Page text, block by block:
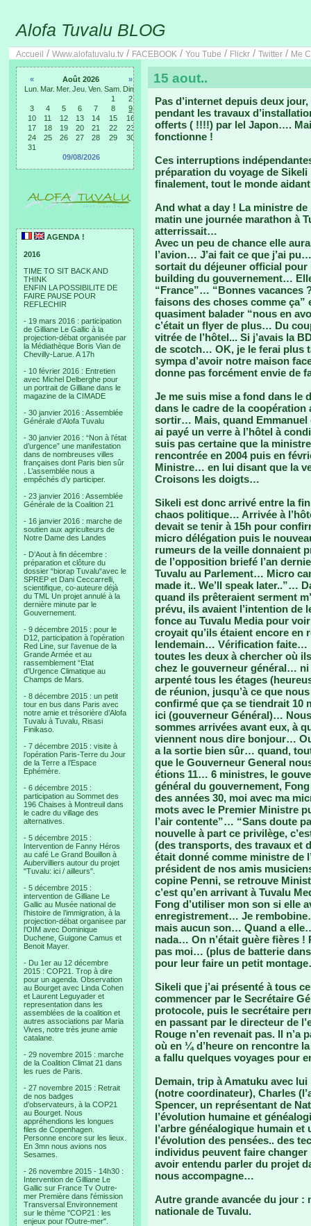
Alofa Tuvalu BLOG
Accueil / Www.alofatuvalu.tv / FACEBOOK / You Tube / Flickr / Twitter / Me
« Août 2026
»
Lun. Mar. Mer. Jeu. Ven. Sam. Dim.
1
2
3
4 5 6 7 8
9
10
11 12 13 14 15
16
17
18 19 20 21 22
23
24
25 26 27 28 29
30
31
09/08/2026
AGENDA !
2016
TIME TO SIT BACK AND
THINK
ENFIN LA POSSIBILITE DE
FAIRE PAUSE POUR
REFLECHIR
- 19 mars 2016 : participation
de Gilliane Le Gallic à la
projection-débat organisée par
la Médiathèque Boris Vian de
Chevilly-Larue. A 17h
- 10 février 2016 : Entretien
avec Michel Delberghe pour
un portrait de Gilliane dans le
magazine de la CIMADE
- 30 janvier 2016 : Assemblée
Générale d’Alofa Tuvalu
- 30 janvier 2016 : “Non à l’état
d’urgence” une manifestation
dans de nombreuses villes
françaises dont Paris bien sûr
. L’assemblée nous a
empêchés d’y participer.
- 23 janvier 2016 : Assemblée
Générale de la Coalition 21
- 16 janvier 2016 : marche de
soutien aux agriculteurs de
Notre Dame des Landes
- D’Aout à fin décembre :
préparation et clôture du
dossier “biorap Tuvalu“avec le
SPREP et Dani Ceccarrelli,
scientifique, co-auteure déjà
du TML Un projet annulé à la
dernière minute par le
Gouvernement.
- 9 décembre 2015 : pour le
D12, participation à l’opération
Red Line, sur l’avenue de la
Grande Armée et au
rassemblement “Etat
d’Urgence Climatique au
Champs de Mars.
- 8 décembre 2015 : un petit
tour en bus dans Paris avec
notre amie et trésorière d’Alofa
Tuvalu à Tuvalu, Risasi
Finikaso.
- 7 décembre 2015 : visite à
l’opération Paris-Terre du Jour
de la Terre a l’Espace
Ephémère.
- 6 décembre 2015 :
participation au Sommet des
196 Chaises à Montreuil dans
le cadre du village des
alternatives.
- 5 décembre 2015 :
Intervention de Fanny Héros
au café Le Grand Bouillon à
Aubervilliers autour du projet
"Tuvalu: ici / ailleurs".
- 5 décembre 2015 :
intervention de Gilliane Le
Gallic au Musée national de
l’histoire de l’immigration, à la
projection-débat organisee par
l’OIM avec Dominique
Duchene, Guigone Camus et
Benoit Mayer.
- Du 1er au 12 décembre
2015 : COP21. Trop à dire
pour un agenda. Observation
au Bourget avec Linda Cohen
et Laurent Leguyader et
representation dans les
assemblées de la coalition et
autres associations par Maria
Vives, notre très jeune amie
catalane.
- 29 novembre 2015 : marche
de la Coalition Climat 21 dans
les rues de Paris.
- 27 novembre 2015 : Retrait
de nos badges
d’observateurs, à la COP21
au Bourget. Nous
appréhendions les longues
files de Copenhagen.
Personne encore sur les lieux.
En 3mn nous avions nos
Sesames.
- 26 novembre 2015 - 14h30 :
Intervention de Gilliane Le
Gallic sur France Tv Outre-
mer Première dans l'émission
Transversal Environnement
sur le thème "COP21 : les
enjeux pour l'Outre-mer".
15 aout..
Pas d’internet depuis deux
pendant les travaux
offerts ( !!!!) par lel Japon….
fonctionne !
Ces interruptions
préparation du voyage de
finalement, tout le monde
And what a day ! La ministre
matin une journée marathon à
atterrissait…
Avec un peu de chance elle
l’avion… J’ai fait ce que j’ai
sortait du déjeuner official
building du gouvernement…
“France”… “Bonnes vacances
faisons des choses comme
quasiment balader “nous en
c’était un flyer de plus… Du
vitrée de l’hôtel... Si j’avais la
de scotch… OK, je le ferai plus
sympa d’avoir notre maison
donne pas forcément envie de
Je me suis mise a fond dans le
dans le cadre de la coopération
sortir… Mais, quand
ai payé un verre à l’hôtel à
suis pas certaine que la
rencontrée en 2004 puis en
Ministre… en lui disant que la
Croisons les doigts…
Sikeli est donc arrivé entre la
chaos politique… Arrivée à
devait se tenir à 15h pour
micro délégation puis le
rumeurs de la veille donnaient
de l’opposition briefé l’an
Tuvalu au Parlement… Micro
made it.. We’ll speak later..”…
quand ils prêteraient serment
prévu, ils avaient l’intention de
fonce au Tuvalu Media pour
croyait qu’ils étaient encore en
lendemain… Vérification faite…
toutes les deux à chercher où
chez le gouverneur général…
arpenté tous les étages
de réunion, jusqu’à ce que
confirmé que ça se tiendrait 10
ici (gouverneur Général)…
sommes arrivées avant eux, à
viennent nous dire bonjour…
a la sortie bien sûr… quand,
que le Gouverneur General
étions 11… 6 ministres, le
général du gouvernement,
des années 30, moi avec ma
mots avec le Premier Ministre
l’air contente”… “Sans doute
nouvelle à part ce privilège,
(des transports, des travaux et
était donné comme ministre de
président de nos amis
copine Penni, se retrouve
c’est qu’en arrivant à Tuvalu
Fong d’utiliser mon son si elle
enregistrement… Je
mais aucun son… Quand a
nada… On n’était guère fières
pas moi… (plus de batterie
pour leur faire un petit
Sikeli que j’ai présenté à tous
commencer par le Secrétaire
protocole, puis le secrétaire
en passant par le directeur de
Rouge n’en revenait pas. Il n’a
où en ¼ d’heure on rencontre
a fallu quelques voyages pour
Demain, trip à Amatuku avec
(notre coordinateur), Charles
Spencer, un représentant de
l’évolution humaine et
l’arbre généalogique humain
l’évolution des pensées.. des
individus peuvent faire changer
avoir entendu parler du projet
nous accompagne…
Autre grande avancée du jour :
nationale de Tuvalu.